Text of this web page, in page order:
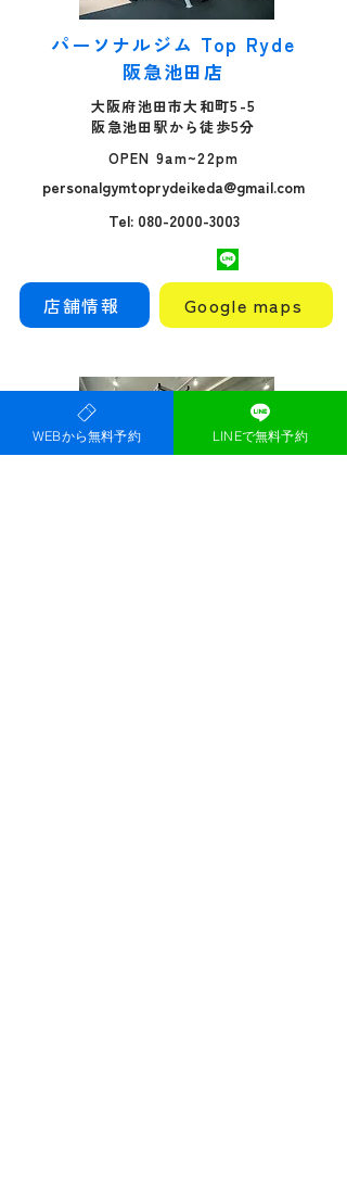
パーソナルジム Top Ryde
阪急池田店
大阪府池田市大和町5-5
阪急池田駅から徒歩5分
OPEN 9am~22pm
personalgymtoprydeikeda@gmail.com
Tel: 080-2000-3003
店舗情報 Google maps
WEBから無料予約 LINEで無料予約